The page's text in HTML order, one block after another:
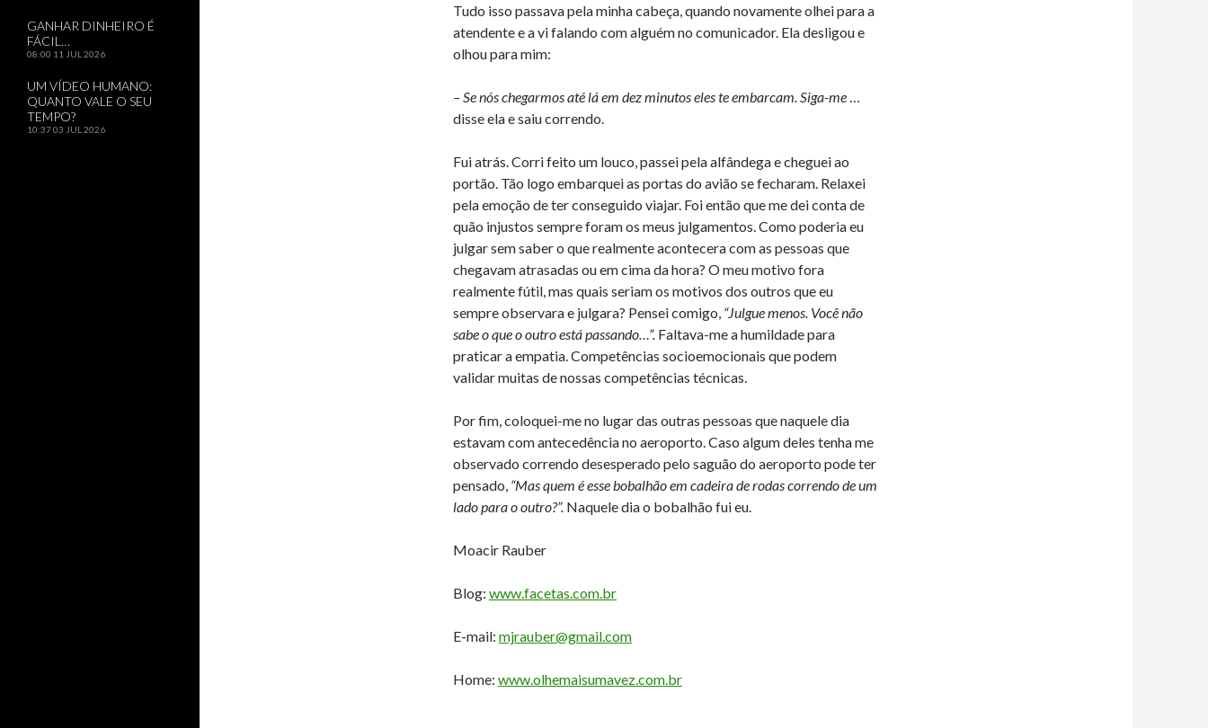
Tudo isso passava pela minha cabeça, quando novamente olhei para a
atendente e a vi falando com alguém no comunicador. Ela desligou e
olhou para mim:
– Se nós chegarmos até lá em dez minutos eles te embarcam.Siga-me…
disse ela e saiu correndo.
Fui atrás. Corri feito um louco, passei pela alfândega e cheguei ao
portão. Tão logo embarquei as portas do avião se fecharam. Relaxei
pela emoção de ter conseguido viajar. Foi então que me dei conta de
quão injustos sempre foram os meus julgamentos. Como poderia eu
julgar sem saber o que realmente acontecera com as pessoas que
chegavam atrasadas ou em cima da hora? O meu motivo fora
realmente fútil, mas quais seriam os motivos dos outros que eu
sempre observara e julgara? Pensei comigo, “Julgue menos. Você não
sabe o que o outro está passando…”. Faltava-me a humildade para
praticar a empatia. Competências socioemocionais que podem
validar muitas de nossas competências técnicas.
Por fim, coloquei-me no lugar das outras pessoas que naquele dia
estavam com antecedência no aeroporto. Caso algum deles tenha me
observado correndo desesperado pelo saguão do aeroporto pode ter
pensado, “Mas quem é esse bobalhão em cadeira de rodas correndo de um
lado para o outro?”. Naquele dia o bobalhão fui eu.
Moacir Rauber
Blog: www.facetas.com.br
E-mail: mjrauber@gmail.com
Home: www.olhemaisumavez.com.br
GANHAR DINHEIRO É
FÁCIL…
08:00 11 JUL 2026
UM VÍDEO HUMANO:
QUANTO VALE O SEU
TEMPO?
10:3703 JUL 2026